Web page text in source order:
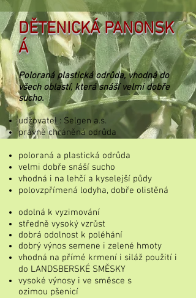
DĚTENICKÁ PANONSK
Á
Poloraná plastická odrůda, vhodná do
všech oblastí, která snáší velmi dobře
sucho.
udžovatel : Selgen a.s.
právně chráněná odrůda
poloraná a plastická odrůda
velmi dobře snáší sucho
vhodná i na lehčí a kyselejší půdy
polovzpřímená lodyha, dobře olistěná
odolná k vyzimování
středně vysoký vzrůst
dobrá odolnost k poléhání
dobrý výnos semene i zelené hmoty
vhodná na přímé krmení i siláž použití i
do LANDSBERSKÉ SMĚSKY
vysoké výnosy i ve směsce s
ozimou pšenicí